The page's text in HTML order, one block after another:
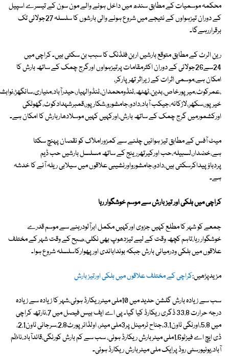
محکمہ موسمیات کے مطابق سندھ میں داخل ہونے والے مون سون کے تیسرے اسپیل
کے دوران تیزہواوں کے نتیجے میں شروع ہونے والی بارشوں کا سلسلہ 27جولائی تک
برقراررہےگا۔
رین الرٹ کے مطابق متوقع بارشیں اربن فلڈنگ کا سبب بن سکتی ہیں۔ کراچی میں
24سے26جولائی کے دوران اکثرمقامات پرتیزہواوں اورگرج چمک کے ساتھ بارش کا
امکان ہے،موسمی اثرات کے زیراثر تھرپارکر،
خیرپور،سکھر،لاڑکانہ،جیکب آباد،دادو،جامشورو،شکارپور،قمبرشہدادکوٹ،گھوٹکی
اورکشمورمیں گرج چمک کے ساتھ بارش،اورکہیں کہیں موسلادھاربارش کا امکان ہے۔
میٹ آفس کے مطابق تیز ہوائیں چلنے سے کمزوراملاک کو نقصان پہنچ سکتا
ہے،خضدار،لسبیلہ،حب اورکیرتھررینج کے ساتھ مسلسل بارشیں حب ڈیم
پردباؤپیداکرسکتی ہیں،دادو،جامشورواورنشیبی علاقوں میں سیلابی ریلہ آنے کا خدشہ
ہے۔
کراچی میں ہلکی اور تیز بارش سے موسم خوشگوار رہا
جمعے کو شہر کا مطلع کہیں جزوی اورکہیں مکمل ابرآلودرہنے سے موسم قدرے
خوشگوار رہا،تاہم کچھ وقت کے لیے تیزدھوپ بھی نکلی،صبح کے وقت شہر کے مختلف
علاقوں میں ہلکی ودرمیانی بارش جبکہ بونداباندی اورپھوارکاسلسلہ شروع ہوا۔
مزیدپڑھیں:کراچی کے مختلف علاقوں میں ہلکی اورتیز بارش
سب سے زیادہ بارش گلشن حدید میں 10ملی میٹرریکارڈ ہوئی،شہر کا زیادہ سے زیادہ
درجہ حرارت 33.8 ڈگری ریکارڈ کیا گیا۔ پی اے ایف بیس فیصل میں 7،نارتھ کراچی
میں 5.8،اورنگی ٹاون3.1،جناح ٹرمینل پر3ملی میٹر، اولڈائرپورٹ2.8،سرجانی ٹاون2.1،
ڈی ایچ اے فیزٹو1.6ملی میٹربارش ریکارڈ ہوئی، سب سے کم بارش کورنگی،قائدآباد،ناظم
آباد،یونیورسٹی روڈ پرایک ملی میٹربارش ریکارڈ ہوئی۔